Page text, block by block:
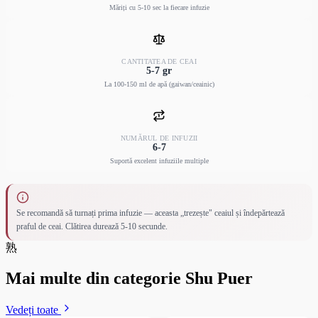
Măriți cu 5-10 sec la fiecare infuzie
CANTITATEA DE CEAI
5-7 gr
La 100-150 ml de apă (gaiwan/ceainic)
NUMĂRUL DE INFUZII
6-7
Suportă excelent infuziile multiple
Se recomandă să turnați prima infuzie — aceasta „trezește" ceaiul și îndepărtează
praful de ceai. Clătirea durează 5-10 secunde.
熟
Mai multe din categorie Shu Puer
Vedeți toate